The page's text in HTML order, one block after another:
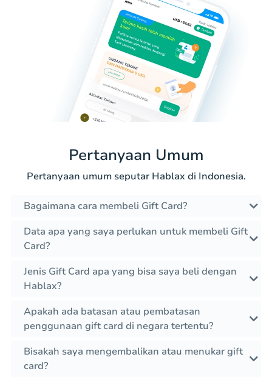
Pertanyaan Umum
Pertanyaan umum seputar Hablax di Indonesia.
Bagaimana cara membeli Gift Card?
Data apa yang saya perlukan untuk membeli Gift
Card?
Jenis Gift Card apa yang bisa saya beli dengan
Hablax?
Apakah ada batasan atau pembatasan
penggunaan gift card di negara tertentu?
Bisakah saya mengembalikan atau menukar gift
card?